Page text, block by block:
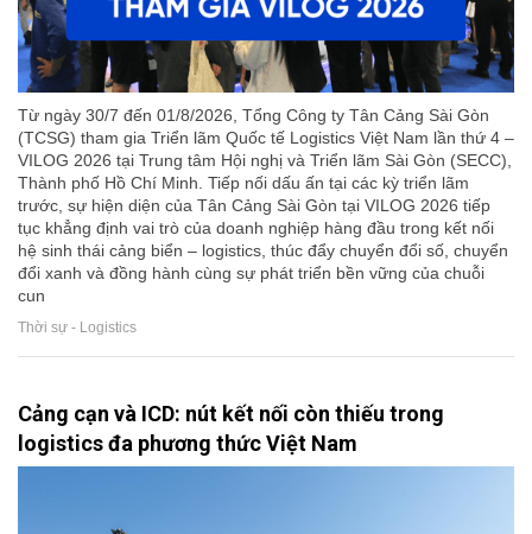
Từ ngày 30/7 đến 01/8/2026, Tổng Công ty Tân Cảng Sài Gòn
(TCSG) tham gia Triển lãm Quốc tế Logistics Việt Nam lần thứ 4 –
VILOG 2026 tại Trung tâm Hội nghị và Triển lãm Sài Gòn (SECC),
Thành phố Hồ Chí Minh. Tiếp nối dấu ấn tại các kỳ triển lãm
trước, sự hiện diện của Tân Cảng Sài Gòn tại VILOG 2026 tiếp
tục khẳng định vai trò của doanh nghiệp hàng đầu trong kết nối
hệ sinh thái cảng biển – logistics, thúc đẩy chuyển đổi số, chuyển
đổi xanh và đồng hành cùng sự phát triển bền vững của chuỗi
cun
Thời sự - Logistics
Cảng cạn và ICD: nút kết nối còn thiếu trong
logistics đa phương thức Việt Nam